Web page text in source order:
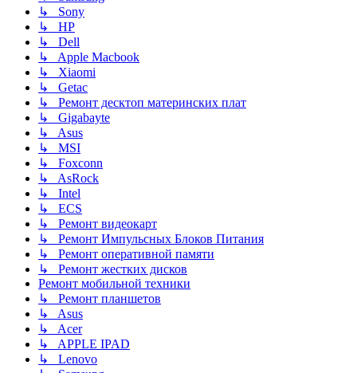
↳ Sony
↳ HP
↳ Dell
↳ Apple Macbook
↳ Xiaomi
↳ Getac
↳ Ремонт десктоп материнских плат
↳ Gigabayte
↳ Asus
↳ MSI
↳ Foxconn
↳ AsRock
↳ Intel
↳ ECS
↳ Ремонт видеокарт
↳ Ремонт Импульсных Блоков Питания
↳ Ремонт оперативной памяти
↳ Ремонт жестких дисков
Ремонт мобильной техники
↳ Ремонт планшетов
↳ Asus
↳ Acer
↳ APPLE IPAD
↳ Lenovo